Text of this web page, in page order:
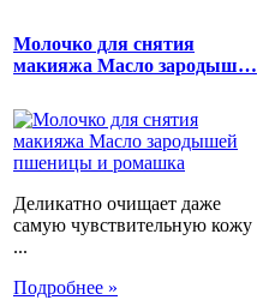
Молочко для снятия
макияжа Масло зародыш…
Деликатно очищает даже
самую чувствительную кожу
...
Подробнее »